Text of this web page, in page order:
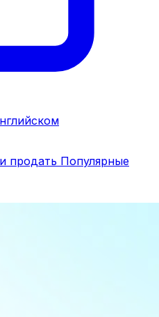
продать Популярные